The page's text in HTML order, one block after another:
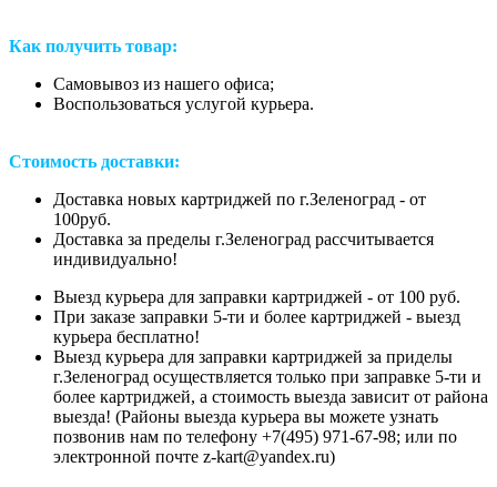
Как получить товар:
Самовывоз из нашего офиса;
Воспользоваться услугой курьера.
Стоимость доставки:
Доставка новых картриджей по г.Зеленоград - от
100руб.
Доставка за пределы г.Зеленоград рассчитывается
индивидуально!
Выезд курьера для заправки картриджей - от 100 руб.
При заказе заправки 5-ти и более картриджей - выезд
курьера бесплатно!
Выезд курьера для заправки картриджей за приделы
г.Зеленоград осуществляется только при заправке 5-ти и
более картриджей, а стоимость выезда зависит от района
выезда! (Районы выезда курьера вы можете узнать
позвонив нам по телефону +7(495) 971-67-98; или по
электронной почте z-kart@yandex.ru)